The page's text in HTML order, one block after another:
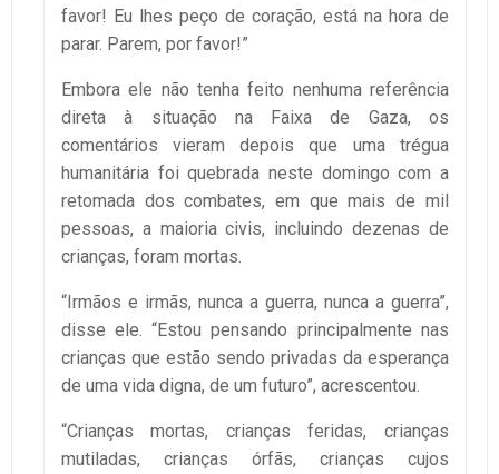
favor! Eu lhes peço de coração, está na hora de
parar. Parem, por favor!”
Embora ele não tenha feito nenhuma referência
direta à situação na Faixa de Gaza, os
comentários vieram depois que uma trégua
humanitária foi quebrada neste domingo com a
retomada dos combates, em que mais de mil
pessoas, a maioria civis, incluindo dezenas de
crianças, foram mortas.
“Irmãos e irmãs, nunca a guerra, nunca a guerra”,
disse ele. “Estou pensando principalmente nas
crianças que estão sendo privadas da esperança
de uma vida digna, de um futuro”, acrescentou.
“Crianças mortas, crianças feridas, crianças
mutiladas, crianças órfãs, crianças cujos